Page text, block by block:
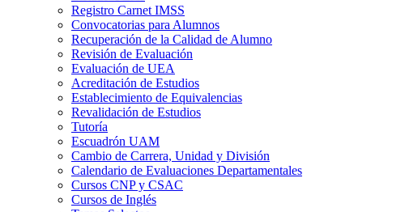
Registro Carnet IMSS
Convocatorias para Alumnos
Recuperación de la Calidad de Alumno
Revisión de Evaluación
Evaluación de UEA
Acreditación de Estudios
Establecimiento de Equivalencias
Revalidación de Estudios
Tutoría
Escuadrón UAM
Cambio de Carrera, Unidad y División
Calendario de Evaluaciones Departamentales
Cursos CNP y CSAC
Cursos de Inglés